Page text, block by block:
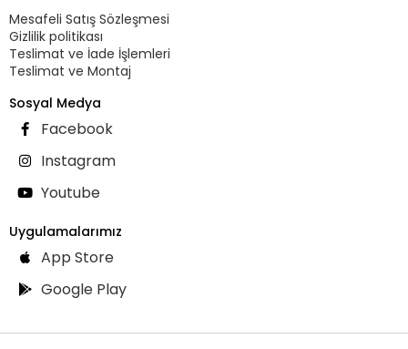
Mesafeli Satış Sözleşmesi
Gizlilik politikası
Teslimat ve İade İşlemleri
Teslimat ve Montaj
Sosyal Medya
Facebook
Instagram
Youtube
Uygulamalarımız
App Store
Google Play